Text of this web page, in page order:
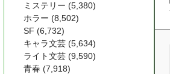
ミステリー (5,380)
ホラー (8,502)
SF (6,732)
キャラ文芸 (5,634)
ライト文芸 (9,590)
青春 (7,918)